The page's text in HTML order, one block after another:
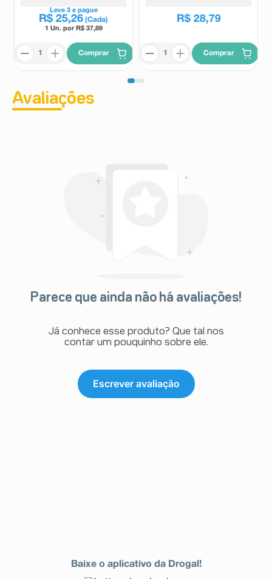
Leve 3e pague
R$ 25,26 (Cada)
1 Un. por R$ 37,89
Comprar
R$ 28,79
Comprar
Avaliações
Parece que ainda não há avaliações!
Já conhece esse produto? Que tal nos
contar um pouquinho sobre ele.
Escrever avaliação
Baixe o aplicativo da Drogal!